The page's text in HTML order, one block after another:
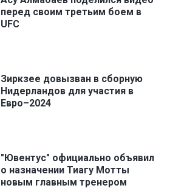
перед своим третьим боем в
UFC
Зиркзее довызван в сборную
Нидерландов для участия в
Евро–2024
"Ювентус" официально объявил
о назначении Тиагу Мотты
новым главным тренером